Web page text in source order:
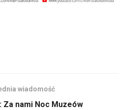
wiadomość
Za nami Noc Muzeów